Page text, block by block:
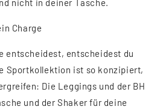
nicht in deiner Tasche.
Charge
entscheidest, entscheidest du
Sportkollektion ist so konzipiert,
Die Leggings und der BH
und der Shaker für deine